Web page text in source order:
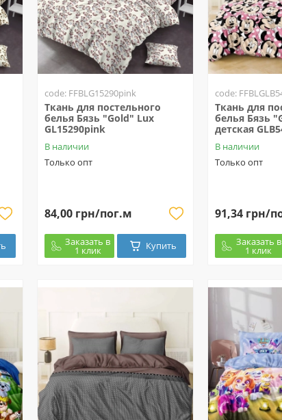
code: FFBLG15290pink
Ткань для постельного
белья Бязь "Gold" Lux
GL15290pink
В наличии
Только опт
84,00 грн/пог.м
Заказать в
1 клик Купить
code:
Ткань для
белья Бязь
детская
В наличии
Только опт
91,34 грн/
Заказать в
1 клик